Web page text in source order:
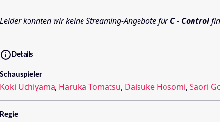
Leider konnten wir keine Streaming-Angebote fürC - Control
Details
Schauspieler
Koki Uchiyama, Haruka Tomatsu, Daisuke Hosomi, Saori
Regie